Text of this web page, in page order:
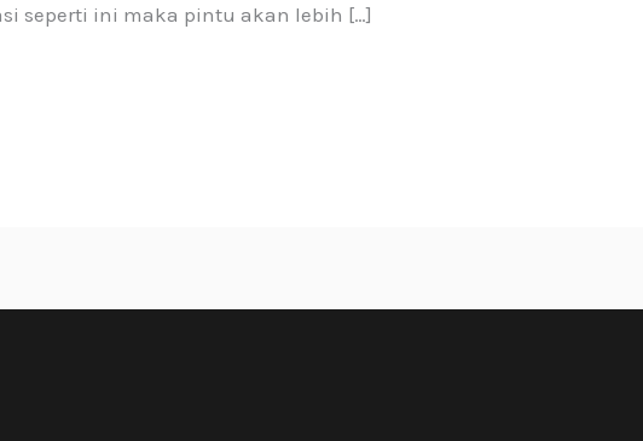
seperti ini maka pintu akan lebih […]